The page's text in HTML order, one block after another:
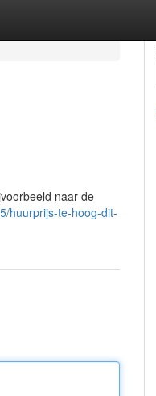
naar de
huurprijs-te-hoog-dit-